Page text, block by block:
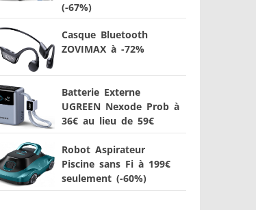
(-67%)
Casque Bluetooth
ZOVIMAX à -72%
Batterie Externe
UGREEN Nexode Prob à
36€ au lieu de 59€
Robot Aspirateur
Piscine sans Fi à 199€
seulement (-60%)